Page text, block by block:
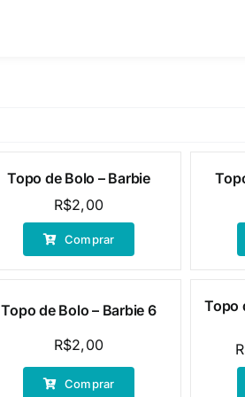
Topo de Bolo – Barbie
R$2,00
Comprar
Topo de Bolo – Barbie 6
R$2,00
Comprar
Topo